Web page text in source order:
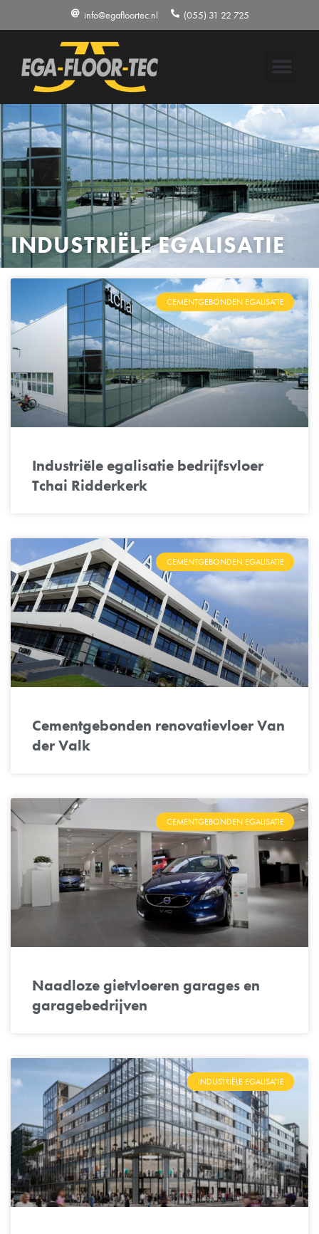
info@egafloortec.nl (055) 31 22 725
INDUSTRIËLE EGALISATIE
CEMENTGEBONDEN EGALISATIE
Industriële egalisatie bedrijfsvloer
Tchai Ridderkerk
CEMENTGEBONDEN EGALISATIE
Cementgebonden renovatievloer Van
der Valk
CEMENTGEBONDEN EGALISATIE
Naadloze gietvloeren garages en
garagebedrijven
INDUSTRIËLE EGALISATIE